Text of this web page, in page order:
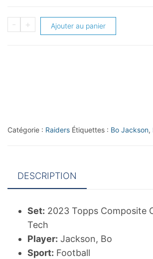
-
quantité
#CAE18
+ Ajouter au panier
Catégorie : Raiders Étiquettes : Bo Jackson,
DESCRIPTION
Set: 2023 Topps Composite
Tech
Player: Jackson, Bo
Sport: Football